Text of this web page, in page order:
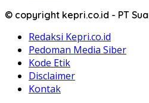
© copyright kepri.co.id - PT
Redaksi Kepri.co.id
Pedoman Media Siber
Kode Etik
Disclaimer
Kontak